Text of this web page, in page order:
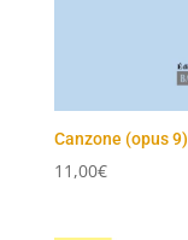
Canzone (opus 9)
11,00€